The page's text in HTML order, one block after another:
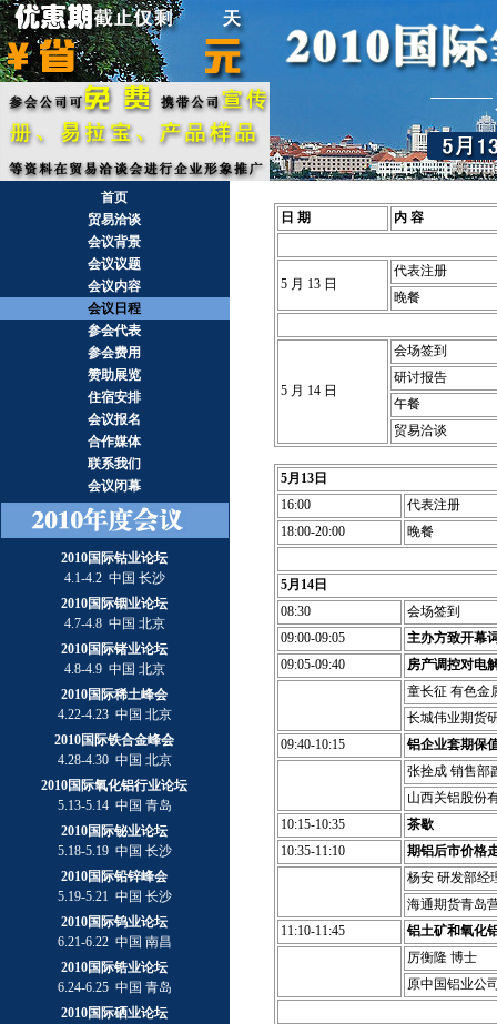
首页
贸易洽谈
会议背景
会议议题
会议内容
会议日程
参会代表
参会费用
赞助展览
住宿安排
会议报名
合作媒体
联系我们
会议闭幕
2010国际钴业论坛
4.1-4.2 中国 长沙
2010国际铟业论坛
4.7-4.8 中国 北京
2010国际锗业论坛
4.8-4.9 中国 北京
2010国际稀土峰会
4.22-4.23 中国 北京
2010国际铁合金峰会
4.28-4.30 中国 北京
2010国际氧化铝行业论坛
5.13-5.14 中国 青岛
2010国际铋业论坛
5.18-5.19 中国 长沙
2010国际铅锌峰会
5.19-5.21 中国 长沙
2010国际钨业论坛
6.21-6.22 中国 南昌
2010国际锆业论坛
6.24-6.25 中国 青岛
2010国际硒业论坛
日 期 内 容
5 月 13 日
代表注册
晚餐
5 月 14 日
会场签到
研讨报告
午餐
贸易洽谈
5月13日
16:00
代表注册
18:00-20:00
晚餐
5月14日
08:30
会场签到
09:00-09:05
主办方致开幕
09:05-09:40
房产调控对电
童长征 有色金
长城伟业期货
09:40-10:15
铝企业套期保
张拴成 销售部
山西关铝股份
10:15-10:35
茶歇
10:35-11:10
期铝后市价格
杨安 研发部经
海通期货青岛
11:10-11:45
铝土矿和氧化
厉衡隆 博士
原中国铝业公